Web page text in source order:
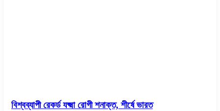
বিশ্বব্যাপী রেকর্ড যক্ষ্মা রোগী শনাক্ত, শীর্ষে ভারত